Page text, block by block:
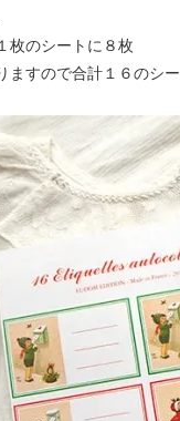
枚のシートに８枚
ますので合計１６のシ